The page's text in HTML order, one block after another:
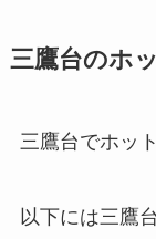
三鷹台のホ
三鷹台でホッ
以下には三鷹